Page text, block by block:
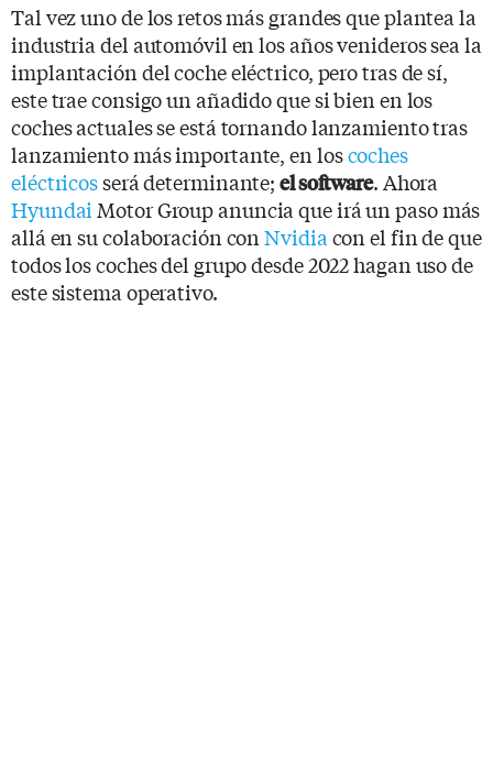
Tal vez uno de los retos más grandes que plantea la
industria del automóvil en los años venideros sea la
implantación del coche eléctrico, pero tras de sí,
este trae consigo un añadido que si bien en los
coches actuales se está tornando lanzamiento tras
lanzamiento más importante, en loscoches
eléctricosserá determinante;el software. Ahora
Hyundai Motor Group anuncia que irá un paso más
allá en su colaboración conNvidia con el fin de que
todos los coches del grupo desde 2022 hagan uso de
este sistema operativo.